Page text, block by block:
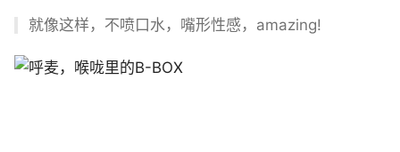
就像这样，不喷口水，嘴形性感，amazing!